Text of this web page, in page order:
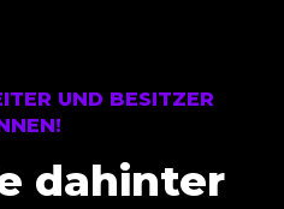
UND BESITZER
dahinter